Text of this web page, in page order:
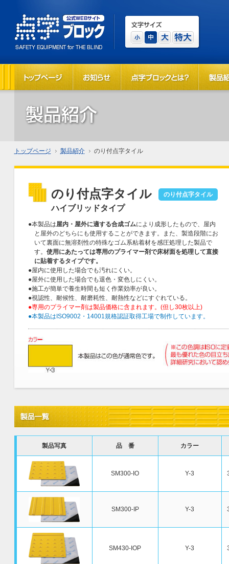
トップページ 製品紹介 のり付点字タイル
のり付点字タイル のり付点字タイル
ハイブリッドタイプ
●本製品は屋内・屋外に適する合成ゴムにより成形したもので、屋内
と屋外のどちらにも使用することができます。また、製造段階にお
いて裏面に無溶剤性の特殊なゴム系粘着材を感圧処理した製品で
す。 使用にあたっては専用のプライマー剤で床材面を処理して直接
に貼着するタイプです。
●屋内に使用した場合でも汚れにくい。
●屋外に使用した場合でも退色・変色しにくい。
●施工が簡単で養生時間も短く作業効率が良い。
●視認性、耐候性、耐磨耗性、耐熱性などにすぐれている。
●専用のプライマー剤は製品価格に含まれます。(但し30枚以上)
●本製品はISO9002・14001規格認証取得工場で制作しています。
製品写真 品 番 カラー
SM300-IO Y-3
SM300-IP Y-3
SM430-IOP Y-3